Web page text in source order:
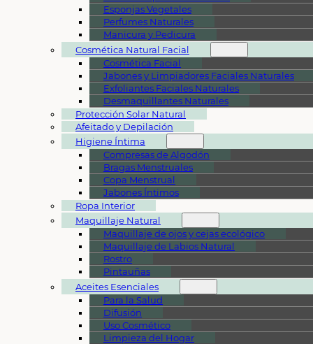
Esponjas Vegetales
Perfumes Naturales
Manicura y Pedicura
Cosmética Natural Facial
Cosmética Facial
Jabones y Limpiadores Faciales Naturales
Exfoliantes Faciales Naturales
Desmaquillantes Naturales
Protección Solar Natural
Afeitado y Depilación
Higiene Íntima
Compresas de Algodón
Bragas Menstruales
Copa Menstrual
Jabones Íntimos
Ropa Interior
Maquillaje Natural
Maquillaje de ojos y cejas ecológico
Maquillaje de Labios Natural
Rostro
Pintauñas
Aceites Esenciales
Para la Salud
Difusión
Uso Cosmético
Limpieza del Hogar